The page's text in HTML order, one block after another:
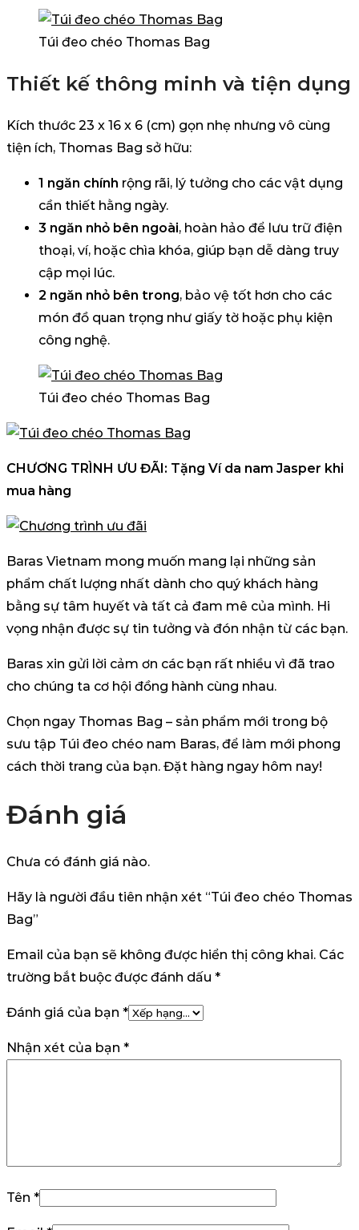
Túi đeo chéo Thomas Bag
Thiết kế thông minh và tiện dụng
Kích thước 23 x 16 x 6 (cm) gọn nhẹ nhưng vô cùng
tiện ích, Thomas Bag sở hữu:
1 ngăn chính rộng rãi, lý tưởng cho các vật dụng
cần thiết hằng ngày.
3 ngăn nhỏ bên ngoài, hoàn hảo để lưu trữ điện
thoại, ví, hoặc chìa khóa, giúp bạn dễ dàng truy
cập mọi lúc.
2 ngăn nhỏ bên trong, bảo vệ tốt hơn cho các
món đồ quan trọng như giấy tờ hoặc phụ kiện
công nghệ.
Túi đeo chéo Thomas Bag
CHƯƠNG TRÌNH ƯU ĐÃI: Tặng Ví da nam Jasper khi
mua hàng
Baras Vietnam mong muốn mang lại những sản
phẩm chất lượng nhất dành cho quý khách hàng
bằng sự tâm huyết và tất cả đam mê của mình. Hi
vọng nhận được sự tin tưởng và đón nhận từ các bạn.
Baras xin gửi lời cảm ơn các bạn rất nhiều vì đã trao
cho chúng ta cơ hội đồng hành cùng nhau.
Chọn ngay Thomas Bag – sản phẩm mới trong bộ
sưu tập Túi đeo chéo nam Baras, để làm mới phong
cách thời trang của bạn. Đặt hàng ngay hôm nay!
Đánh giá
Chưa có đánh giá nào.
Hãy là người đầu tiên nhận xét “Túi đeo chéo Thomas
Bag”
Email của bạn sẽ không được hiển thị công khai. Các
trường bắt buộc được đánh dấu *
Đánh giá của bạn *
Nhận xét của bạn *
Tên *